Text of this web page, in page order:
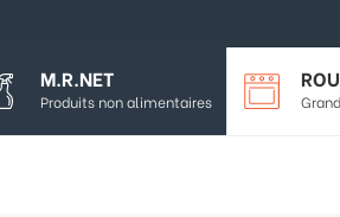
M.R.NET
Produits non alimentaires